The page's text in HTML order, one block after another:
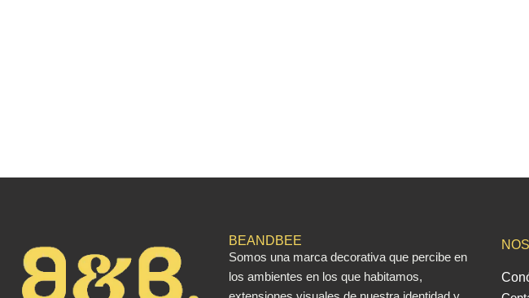
BEANDBEE
Somos una marca decorativa que percibe en
los ambientes en los que habitamos,